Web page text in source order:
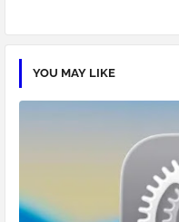
YOU MAY LIKE